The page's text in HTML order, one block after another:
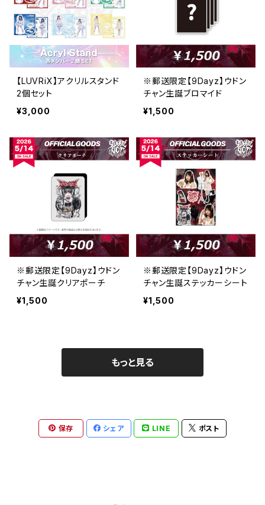
【LUVRiX】アクリルスタンド
2個セット
¥3,000
※郵送限定【9Dayz】ウドン
チャン生誕ブロマイド
¥1,500
※郵送限定【9Dayz】ウドン
チャン生誕クリアポーチ
¥1,500
※郵送限定【9Dayz】ウドン
チャン生誕ステッカーシート
¥1,500
もっと見る
保存 シェア LINE ポスト